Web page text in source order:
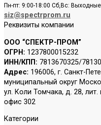
Пн-пт: 9:00-18:00 Сб,Вс:
siz@spectrprom.ru
Реквизиты компании
ООО “СПЕКТР-ПРОМ”
ОГРН: 1237800015232
ИНН/КПП: 7813670325/
Адрес: 196006, г. Санкт-
муниципальный округ
ул. Коли Томчака, д. 28,
офис 302
Категории